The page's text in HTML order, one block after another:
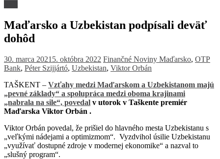
Maďarsko a Uzbekistan podpísali deväť
dohôd
30. marca 2021 5. októbra 2022 Finančné Noviny Maďarsko, OTP
Bank, Péter Szijjártó, Uzbekistan, Viktor Orbán
TAŠKENT – Vzťahy medzi Maďarskom a Uzbekistanom majú
„pevné základy“ a spolupráca medzi oboma krajinami
„nabrala na sile“, povedal v utorok v Taškente premiér
Maďarska Viktor Orbán .
Viktor Orbán povedal, že prišiel do hlavného mesta Uzbekistanu s
„veľkými nádejami a optimizmom“. Vyzdvihol úsilie Uzbekistanu
„využívať dostupné zdroje v modernej ekonomike“ a nazval to
„slušný program“.